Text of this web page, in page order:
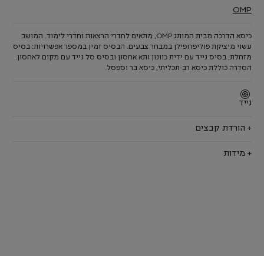
OMP
כיסא הדרכה מבית המותג OMP, מתאים לחדרי הרצאות וחדרי לימוד. המושב
עשוי מיציקת פוליפרופילן במבחר צבעים. הבסיס זמין במספר אפשרויות: בסיס
מזחלת, בסיס נייד עם ידית כוונון ותא אחסון ובסיס סל נייד עם מקום לאחסון.
הסדרה כוללת כיסא רב-תכליתי, כיסא בר וספסל.
נייד
+ הורדת קבצים
+ מידות